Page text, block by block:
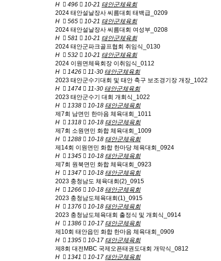
H
496 10-21 태안군체육회
2024 태안설날장사 씨름대회 태백급_0209
H
565 10-21 태안군체육회
2024 태안설날장사 씨름대회 여성부_0208
H
581 10-21 태안군체육회
2024 태안군파크골프협회 취임식_0130
H
532 10-21 태안군체육회
2024 이원면체육회장 이취임식_0112
H
1426 11-30 태안군체육회
2023 태안군수기대회 및 태안 축구 보조경기장 개장_1022
H
1474 11-30 태안군체육회
2023 태안군수기 대회 개회식_1022
H
1338 10-18 태안군체육회
제7회 남면민 한마음 체육대회_1011
H
1318 10-18 태안군체육회
제7회 소원면민 화합 체육대회_1009
H
1288 10-18 태안군체육회
제14회 이원면민 화합 한마당 체육대회_0924
H
1345 10-18 태안군체육회
제7회 원북면민 화합 체육대회_0923
H
1347 10-18 태안군체육회
2023 충청남도 체육대회(2)_0915
H
1266 10-18 태안군체육회
2023 충청남도체육대회(1)_0915
H
1376 10-18 태안군체육회
2023 충청남도체육대회 출정식 및 개회식_0914
H
1386 10-17 태안군체육회
제10회 태안읍민 화합 한마음 체육대회_0909
H
1395 10-17 태안군체육회
제8회 대전MBC 국제오픈태권도대회 개막식_0812
H
1341 10-17 태안군체육회